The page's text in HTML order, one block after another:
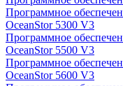
Программное
OceanStor 5300 V3
Программное
OceanStor 5500 V3
Программное
OceanStor 5600 V3